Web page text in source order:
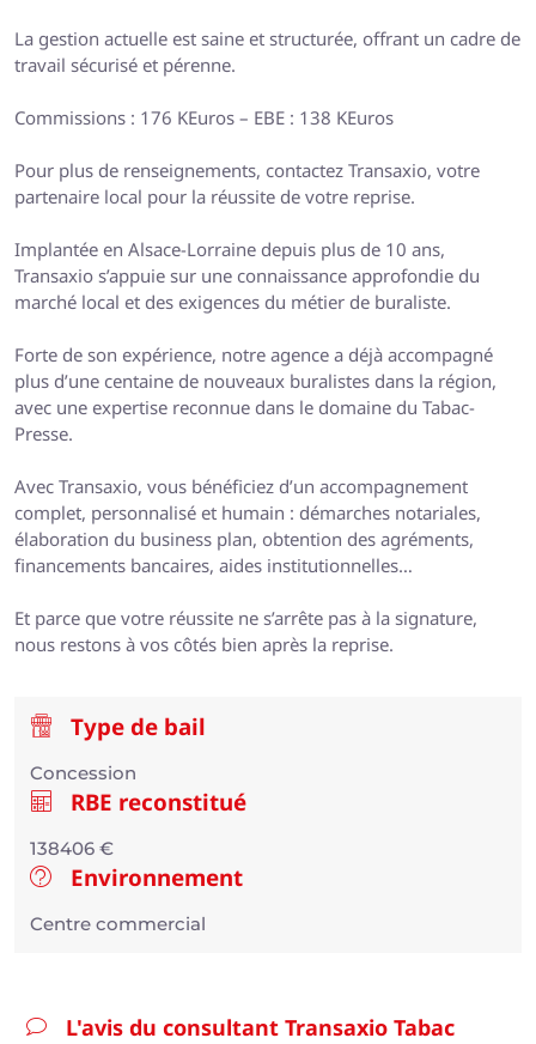
La gestion actuelle est saine et structurée, offrant un cadre de
travail sécurisé et pérenne.
Commissions : 176 KEuros – EBE : 138 KEuros
Pour plus de renseignements, contactez Transaxio, votre
partenaire local pour la réussite de votre reprise.
Implantée en Alsace-Lorraine depuis plus de 10 ans,
Transaxio s’appuie sur une connaissance approfondie du
marché local et des exigences du métier de buraliste.
Forte de son expérience, notre agence a déjà accompagné
plus d’une centaine de nouveaux buralistes dans la région,
avec une expertise reconnue dans le domaine du Tabac-
Presse.
Avec Transaxio, vous bénéficiez d’un accompagnement
complet, personnalisé et humain : démarches notariales,
élaboration du business plan, obtention des agréments,
financements bancaires, aides institutionnelles…
Et parce que votre réussite ne s’arrête pas à la signature,
nous restons à vos côtés bien après la reprise.
Type de bail
Concession
RBE reconstitué
138406 €
Environnement
Centre commercial
L'avis du consultant Transaxio Tabac